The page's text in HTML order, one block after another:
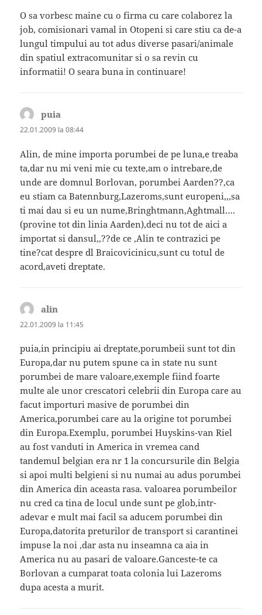
O sa vorbesc maine cu o firma cu care colaborez la
job, comisionari vamal in Otopeni si care stiu ca de-a
lungul timpului au tot adus diverse pasari/animale
din spatiul extracomunitar si o sa revin cu
informatii! O seara buna in continuare!
puia
22.01.2009 la 08:44
Alin, de mine importa porumbei de pe luna,e treaba
ta,dar nu mi veni mie cu texte,am o intrebare,de
unde are domnul Borlovan, porumbei Aarden??,ca
eu stiam ca Batennburg,Lazeroms,sunt europeni,,,sa
ti mai dau si eu un nume,Bringhtmann,Aghtmall….
(provine tot din linia Aarden),deci nu tot de aici a
importat si dansul,,??de ce ,Alin te contrazici pe
tine?cat despre dl Braicovicinicu,sunt cu totul de
acord,aveti dreptate.
alin
22.01.2009 la 11:45
puia,in principiu ai dreptate,porumbeii sunt tot din
Europa,dar nu putem spune ca in state nu sunt
porumbei de mare valoare,exemple fiind foarte
multe ale unor crescatori celebrii din Europa care au
facut importuri masive de porumbei din
America,porumbei care au la origine tot porumbei
din Europa.Exemplu, porumbei Huyskins-van Riel
au fost vanduti in America in vremea cand
tandemul belgian era nr 1 la concursurile din Belgia
si apoi multi belgieni si nu numai au adus porumbei
din America din aceasta rasa. valoarea porumbeilor
nu cred ca tina de locul unde sunt pe glob,intr-
adevar e mult mai facil sa aducem porumbei din
Europa,datorita preturilor de transport si carantinei
impuse la noi ,dar asta nu inseamna ca aia in
America nu au pasari de valoare.Ganceste-te ca
Borlovan a cumparat toata colonia lui Lazeroms
dupa acesta a murit.